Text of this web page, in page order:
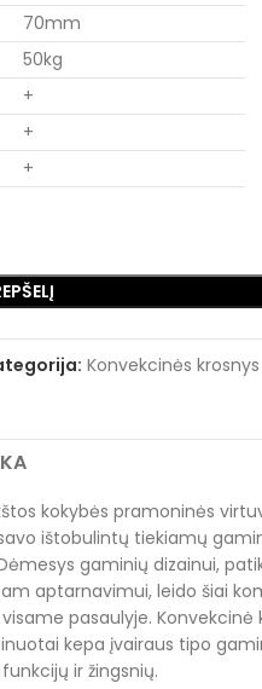
70mm
50kg
+
+
+
Konvekcinės krosnys
kokybės pramoninės
ištobulintų tiekiamų
gaminių dizainui,
aptarnavimui, leido šiai
pasaulyje. Konvekcinė
kepa įvairaus tipo
ir žingsnių.